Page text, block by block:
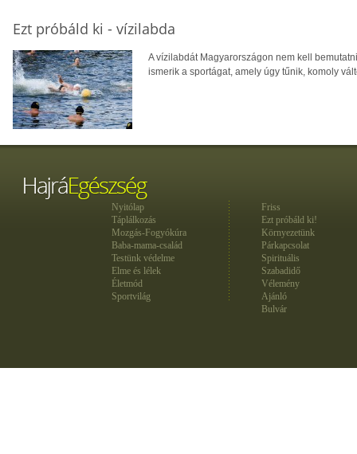
Ezt próbáld ki - vízilabda
A vízilabdát Magyarországon nem kell
ismerik a sportágat, amely úgy tűnik, komoly
Nyitólap
Táplálkozás
Mozgás-Fogyókúra
Baba-mama-család
Testünk védelme
Elme és lélek
Életmód
Sportvilág
Friss
Ezt próbáld ki!
Környezetünk
Párkapcsolat
Spirituális
Szabadidő
Vélemény
Ajánló
Bulvár